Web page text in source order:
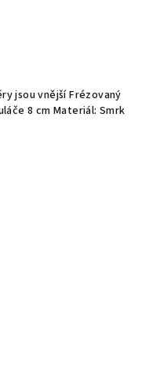
jsou vnější Frézovaný
8 cm Materiál: Smrk